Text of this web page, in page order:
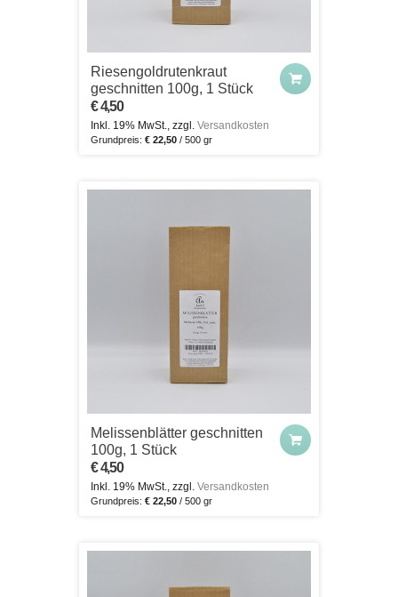
Riesengoldrutenkraut
geschnitten 100g, 1 Stück
€ 4,50
Inkl. 19% MwSt., zzgl. Versandkosten
Grundpreis: € 22,50 / 500 gr
Melissenblätter geschnitten
100g, 1 Stück
€ 4,50
Inkl. 19% MwSt., zzgl. Versandkosten
Grundpreis: € 22,50 / 500 gr